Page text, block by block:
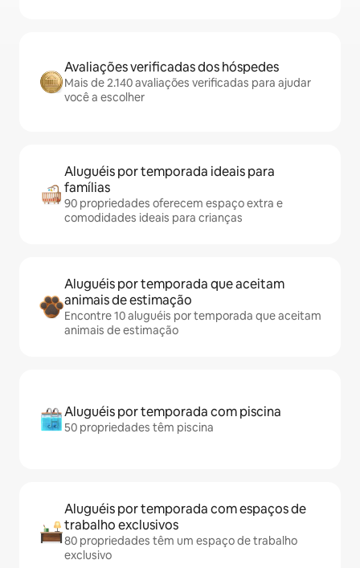
Avaliações verificadas dos hóspedes
Mais de 2.140 avaliações verificadas para ajudar
você a escolher
Aluguéis por temporada ideais para
famílias
90 propriedades oferecem espaço extra e
comodidades ideais para crianças
Aluguéis por temporada que aceitam
animais de estimação
Encontre 10 aluguéis por temporada que aceitam
animais de estimação
Aluguéis por temporada com piscina
50 propriedades têm piscina
Aluguéis por temporada com espaços de
trabalho exclusivos
80 propriedades têm um espaço de trabalho
exclusivo